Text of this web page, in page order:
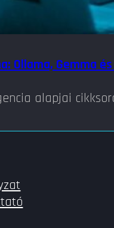
Ollama, Gemma
alapjai